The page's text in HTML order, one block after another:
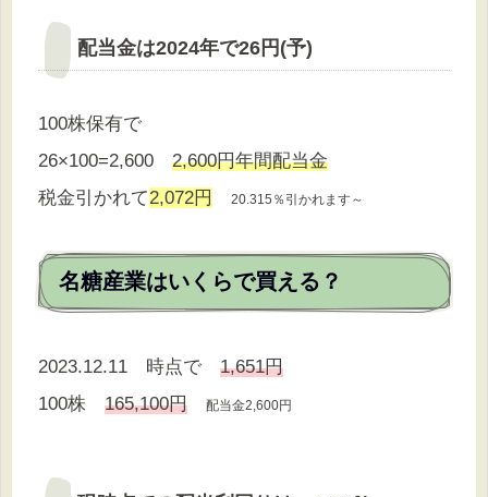
配当金は2024年で26円(予)
100株保有で
26×100=2,600 2,600円年間配当金
税金引かれて2,072円 20.315％引かれます～
名糖産業はいくらで買える？
2023.12.11 時点で 1,651円
100株 165,100円 配当金2,600円